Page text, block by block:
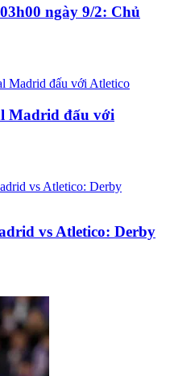
ngày 9/2: Chủ
Madrid đấu với
vs Atletico: Derby